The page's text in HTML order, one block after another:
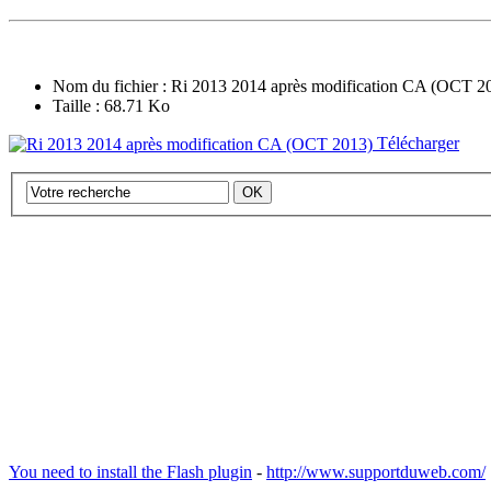
Nom du fichier : Ri 2013 2014 après modification CA (OCT
Taille : 68.71 Ko
Télécharger
You need to install the Flash plugin - http://www.supportduweb.com/